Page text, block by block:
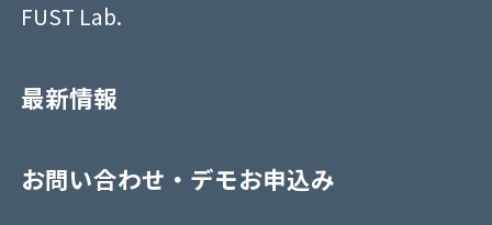
FUST Lab.
最新情報
お問い合わせ・デモお申込み